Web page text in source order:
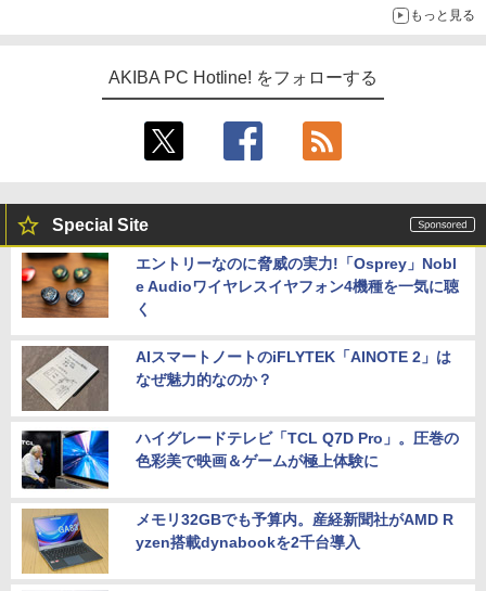
もっと見る
AKIBA PC Hotline! をフォローする
Special Site
エントリーなのに脅威の実力!「Osprey」Nobl
e Audioワイヤレスイヤフォン4機種を一気に聴
く
AIスマートノートのiFLYTEK「AINOTE 2」は
なぜ魅力的なのか？
ハイグレードテレビ「TCL Q7D Pro」。圧巻の
色彩美で映画＆ゲームが極上体験に
メモリ32GBでも予算内。産経新聞社がAMD R
yzen搭載dynabookを2千台導入